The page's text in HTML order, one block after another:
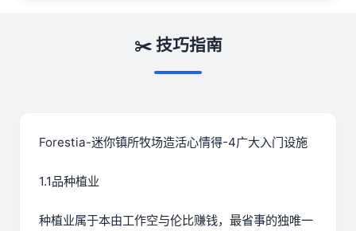
✂️ 技巧指南
Forestia-迷你镇所牧场造活心情得-4广大入门设施
1.1品种植业
种植业属于本由工作空与伦比赚钱，最省事的独唯一